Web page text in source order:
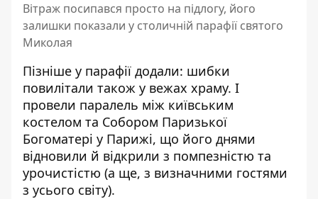
Вітраж посипався просто на підлогу, його
залишки показали у столичній парафії святого
Миколая
Пізніше у парафії додали: шибки
повилітали також у вежах храму. І
провели паралель між київським
костелом та Собором Паризької
Богоматері у Парижі, що його днями
відновили й відкрили з помпезністю та
урочистістю (а ще, з визначними гостями
з усього світу).